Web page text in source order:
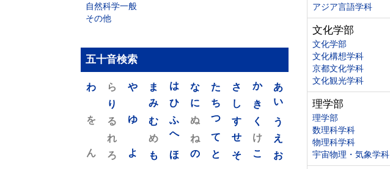
自然科学一般
その他
五十音検索
あ
い
う
え
お
か
き
く
け
こ
さ
し
す
せ
そ
た
ち
つ
て
と
な
に
ぬ
ね
の
は
ひ
ふ
へ
ほ
ま
み
む
め
も
や
ゆ
よ
ら
り
る
れ
ろ
わ
を
ん
アジア言語学科
文化学部
文化学部
文化構想学科
京都文化学科
文化観光学科
理学部
理学部
数理科学科
物理科学科
宇宙物理・気象学科